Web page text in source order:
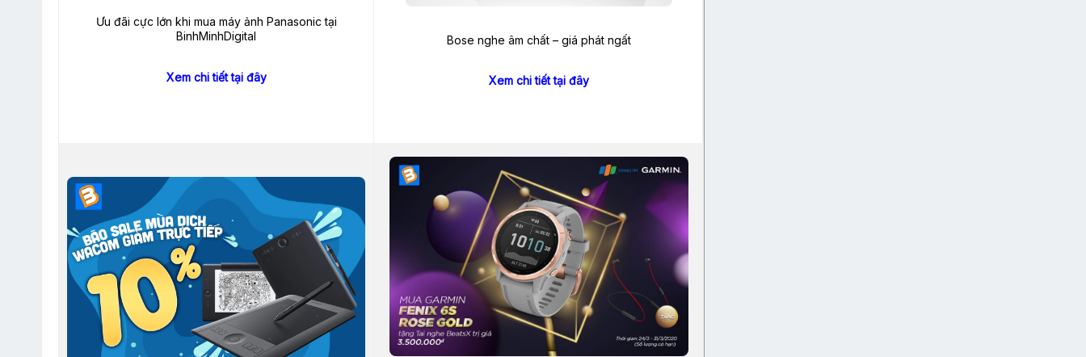
Ưu đãi cực lớn khi mua máy ảnh Panasonic tại
BinhMinhDigital
Xem chi tiết tại đây
Bose nghe âm chất – giá phát ngất
Xem chi tiết tại đây